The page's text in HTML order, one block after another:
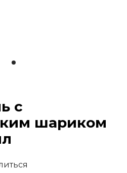
с
шариком